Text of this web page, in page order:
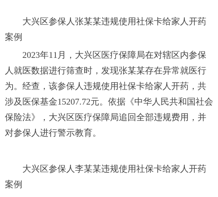
大兴区参保人张某某违规使用社保卡给家人开药
案例
2023年11月，大兴区医疗保障局在对辖区内参保
人就医数据进行筛查时，发现张某某存在异常就医行
为。经查，该参保人违规使用社保卡给家人开药，共
涉及医保基金15207.72元。依据《中华人民共和国社会
保险法》，大兴区医疗保障局追回全部违规费用，并
对参保人进行警示教育。
大兴区参保人李某某违规使用社保卡给家人开药
案例